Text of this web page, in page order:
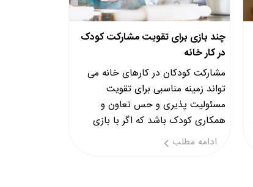
چند بازی برای تقویت مشارکت کودک
در کار خانه
مشارکت کودکان در کارهای خانه می
تواند زمینه مناسبی برای تقویت
مسئولیت پذیری و حس تعاون و
همکاری کودک باشد که اگر با بازی
همراه شود باعث افزایش همکاری
ادامه مطلب